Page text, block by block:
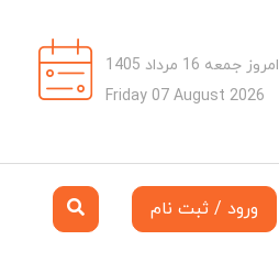
امروز جمعه 16 مرداد 1405
Friday 07 August 2026
ورود / ثبت نام